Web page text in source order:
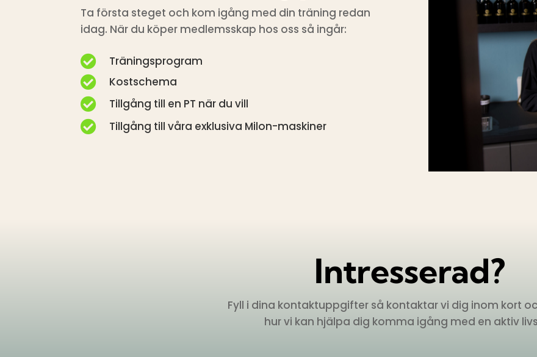
Ta första steget och kom igång med din träning redan
idag. När du köper medlemsskap hos oss så ingår:
 Träningsprogram
 Kostschema
 Tillgång till en PT när du vill
 Tillgång till våra exklusiva Milon-maskiner
Intresserad?
Fyll i dina kontaktuppgifter så kontaktar vi dig inom kort
hur vi kan hjälpa dig komma igång med en aktiv